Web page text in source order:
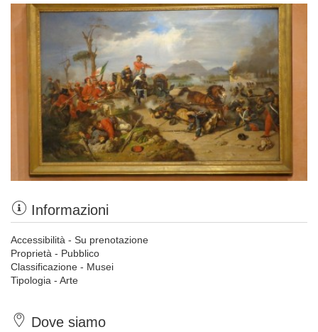
Informazioni
Accessibilità - Su prenotazione
Proprietà - Pubblico
Classificazione - Musei
Tipologia - Arte
Dove siamo